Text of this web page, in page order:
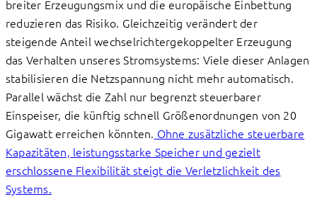
breiter Erzeugungsmix und die europäische Einbettung
reduzieren das Risiko. Gleichzeitig verändert der
steigende Anteil wechselrichtergekoppelter Erzeugung
das Verhalten unseres Stromsystems: Viele dieser Anlagen
stabilisieren die Netzspannung nicht mehr automatisch.
Parallel wächst die Zahl nur begrenzt steuerbarer
Einspeiser, die künftig schnell Größenordnungen von 20
Gigawatt erreichen könnten. Ohne zusätzliche steuerbare
Kapazitäten, leistungsstarke Speicher und gezielt
erschlossene Flexibilität steigt die Verletzlichkeit des
Systems.